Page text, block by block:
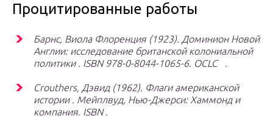
Процитированные работы
Барнс, Виола Флоренция (1923). Доминион Новой
Англии: исследование британской колониальной
политики. ISBN 978-0-8044-1065-6. OCLC .
Crouthers, Дэвид (1962). Флаги американской
истории. Мейплвуд, Нью-Джерси: Хаммонд и
компания. ISBN .